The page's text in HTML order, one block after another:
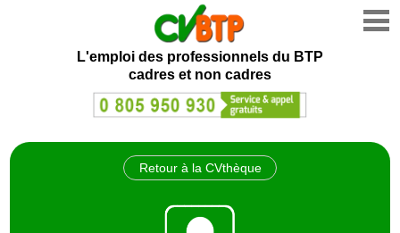
L'emploi des professionnels du BTP
cadres et non cadres
Retour à la CVthèque